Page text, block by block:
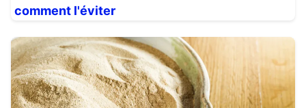
comment l'éviter